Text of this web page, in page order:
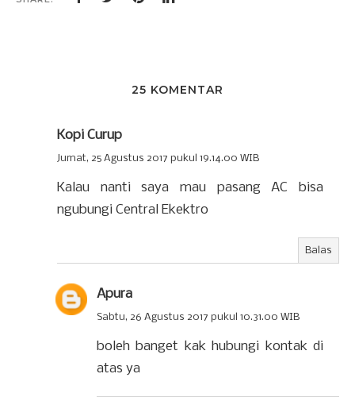
25 KOMENTAR
Kopi Curup
Jumat, 25 Agustus 2017 pukul 19.14.00 WIB
Kalau nanti saya mau pasang AC bisa
ngubungi Central Ekektro
Balas
Apura
Sabtu, 26 Agustus 2017 pukul 10.31.00 WIB
boleh banget kak hubungi kontak di
atas ya